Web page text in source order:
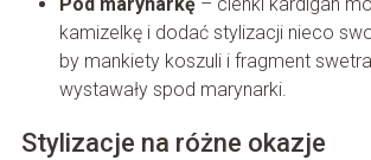
kamizelkę i dodać stylizacji nieco
by mankiety koszuli i fragment
wystawały spod marynarki.
Stylizacje na różne okazje